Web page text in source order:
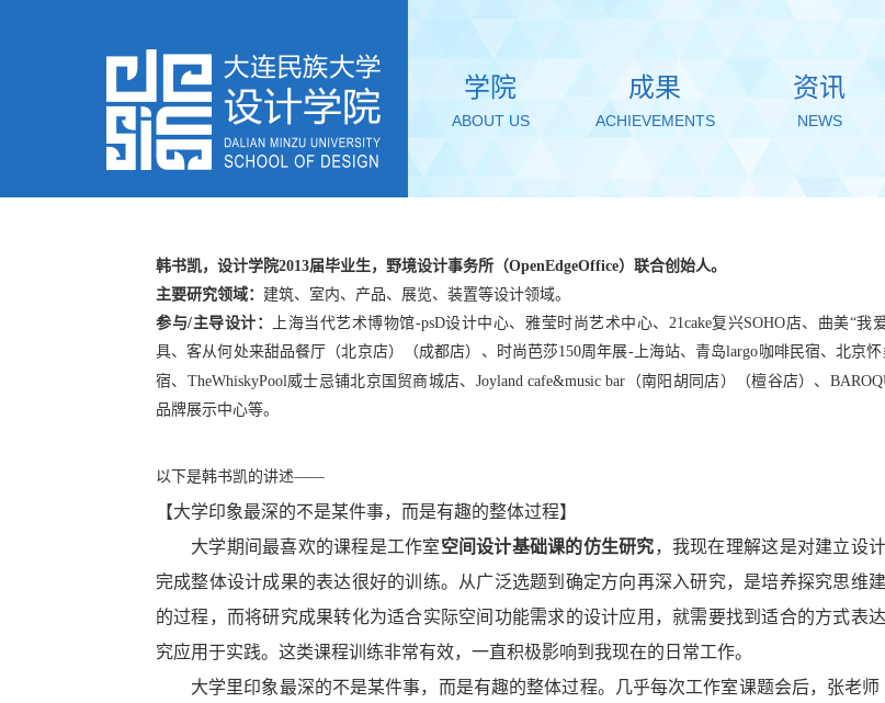
学院
ABOUT US
成果
ACHIEVEMENTS
资讯
NEWS
导师简介-文
物
TECHING
FEAURES
型数字教学资
源平台
韩书凯，设计学院2013届毕业生，野境设计事务所 （OpenEdgeOffice）联合创始人。
主要研究领域： 建筑、室内、产品、展览、装置等设计领域。
参与/主导设计： 上海当代艺术博物馆-psD设计中心、 雅莹时尚艺术中心、 21cake复兴SOHO店、 曲美“我
具、客从何处来甜品餐厅 （北京店）（成都店）、 时尚芭莎150周年展-上海站、青岛largo咖啡民宿、北京
宿、 TheWhiskyPool威士忌铺北京国贸商城店、 Joyland cafe&music bar （南阳胡同店）（檀谷店）、
品牌展示中心等。
以下是韩书凯的讲述——
【大学印象最深的不是某件事，而是有趣的整体过程】
大学期间最喜欢的课程是工作室空间设计基础课的仿生研究，我现在理解这是对建立设
完成整体设计成果的表达很好的训练。从广泛选题到确定方向再深入研究， 是培养探究思维
的过程，而将研究成果转化为适合实际空间功能需求的设计应用 ，就需要找到适合的方式表
究应用于实践。 这类课程训练非常有效，一直积极影响到我现在的 日常工作。
大学里印象最深的不是某件事，而是有趣的整体过程。 几乎每次工作室课题会后，张老师